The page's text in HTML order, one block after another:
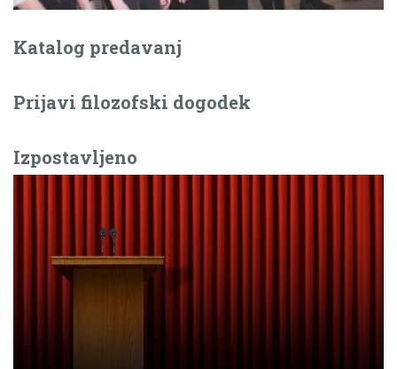
Katalog predavanj
Prijavi filozofski dogodek
Izpostavljeno